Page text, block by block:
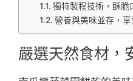
獨特製程技術，酥脆
營養與美味並存，
嚴選天然食材，